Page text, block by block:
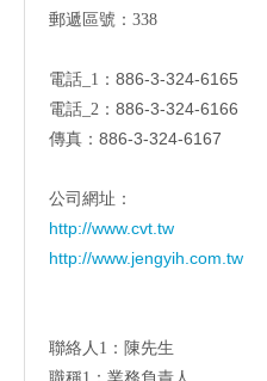
郵遞區號：338
電話_1： 886-3-324-6165
電話_2： 886-3-324-6166
傳真： 886-3-324-6167
公司網址：
http://www.cvt.tw
http://www.jengyih.com.tw
聯絡人1：陳先生